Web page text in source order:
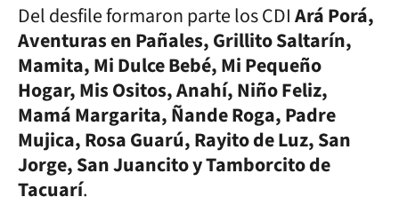
Del desfile formaron parte los CDIArá Porá,
Aventuras en Pañales, Grillito Saltarín,
Mamita, Mi Dulce Bebé, Mi Pequeño
Hogar, Mis Ositos, Anahí, Niño Feliz,
Mamá Margarita, Ñande Roga, Padre
Mujica, Rosa Guarú, Rayito de Luz, San
Jorge, San Juancito y Tamborcito de
Tacuarí.